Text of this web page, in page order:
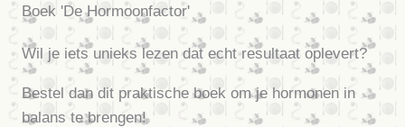
Boek 'De Hormoonfactor'
Wil je iets unieks lezen dat echt resultaat oplevert?
Bestel dan dit praktische boek om je hormonen in
balans te brengen!